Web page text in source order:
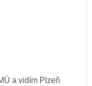
a vidím Plzeň